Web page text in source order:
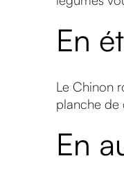
En
Le Chinon
planche de
En